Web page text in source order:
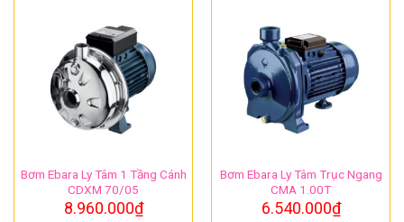
Bơm Ebara Ly Tâm 1 Tầng Cánh
CDXM 70/05
8.960.000₫
Bơm Ebara Ly Tâm Trục Ngang
CMA 1.00T
6.540.000₫